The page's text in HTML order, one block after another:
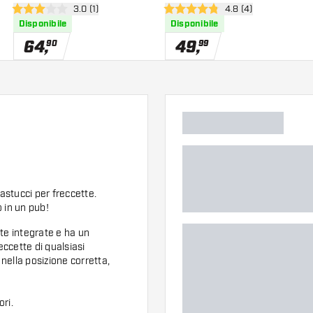
apri pannello recensioni
3 stelle di valutazione
3.0 (1)
Disponibile
64,90
apri pannello
4.8 stelle di valutazione
4.8 (4)
Disponibile
49,99
per freccette.
in un pub!
integrate e ha un
di qualsiasi
posizione corretta,